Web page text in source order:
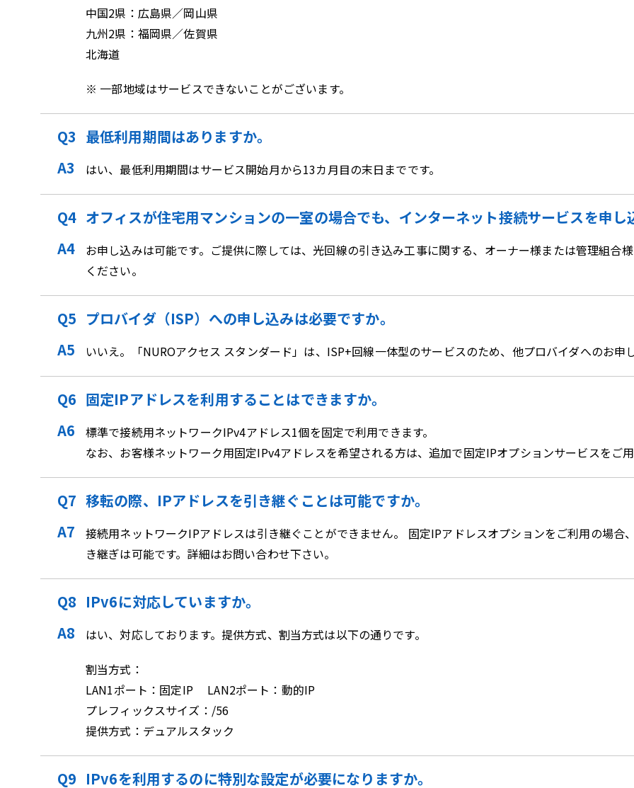
中国2県：広島県／岡山県
九州2県：福岡県／佐賀県
北海道
※ 一部地域はサービスできないことがございます。
最低利用期間はありますか。
はい、最低利用期間はサービス開始月から13カ月目の末日までです。
オフィスが住宅用マンションの一室の場合でも、インターネット接続サービスを申
お申し込みは可能です。ご提供に際しては、光回線の引き込み工事に関する、オーナー様または管理組合
ください。
プロバイダ（ISP）への申し込みは必要ですか。
いいえ。「NUROアクセス スタンダード」は、ISP+回線一体型のサービスのため、他プロバイダへのお申
固定IPアドレスを利用することはできますか。
標準で接続用ネットワークIPv4アドレス1個を固定で利用できます。
なお、お客様ネットワーク用固定IPv4アドレスを希望される方は、追加で固定IPオプションサービスをご
移転の際、IPアドレスを引き継ぐことは可能ですか。
接続用ネットワークIPアドレスは引き継ぐことができません。 固定IPアドレスオプションをご利用の場合
き継ぎは可能です。詳細はお問い合わせ下さい。
IPv6に対応していますか。
はい、対応しております。提供方式、割当方式は以下の通りです。
割当方式：
LAN1ポート：固定IP LAN2ポート：動的IP
プレフィックスサイズ：/56
提供方式：デュアルスタック
IPv6を利用するのに特別な設定が必要になりますか。